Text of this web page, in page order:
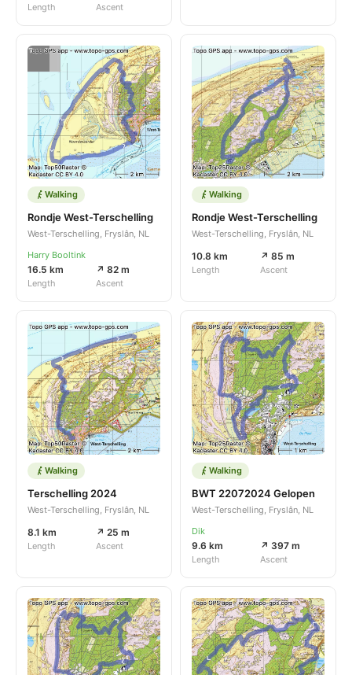
Length Ascent
Walking
Rondje West-Terschelling
West-Terschelling, Fryslân, NL
Harry Booltink
16.5 km
Length
↗ 82 m
Ascent
Walking
Rondje West-Terschelling
West-Terschelling, Fryslân, NL
10.8 km
Length
↗ 85 m
Ascent
Walking
Terschelling 2024
West-Terschelling, Fryslân, NL
8.1 km
Length
↗ 25 m
Ascent
Walking
BWT 22072024 Gelopen
West-Terschelling, Fryslân, NL
Dik
9.6 km
Length
↗ 397 m
Ascent